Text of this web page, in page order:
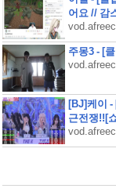
어요 // 감
주몽3 - [
[BJ]케이 -
근전쟁!![